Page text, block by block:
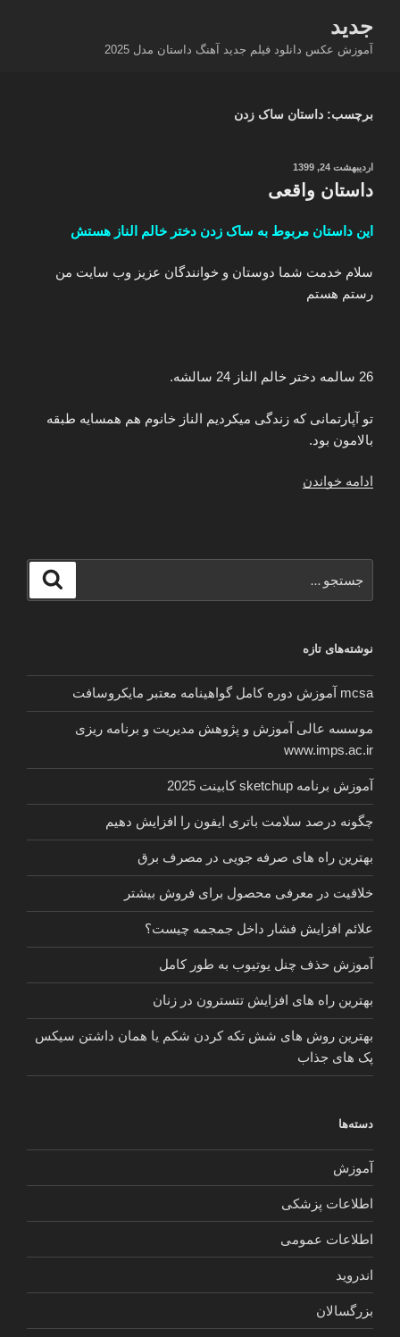
محتوا
جدید
آموزش عکس دانلود فیلم جدید آهنگ داستان مدل 2025
برچسب: داستان ساک زدن
نوشته‌شده
اردیبهشت 24, 1399
داستان واقعی
این داستان مربوط به ساک زدن دختر خالم الناز هستش
سلام خدمت شما دوستان و خوانندگان عزیز وب سایت من
رستم هستم
26 سالمه دختر خالم الناز 24 سالشه.
تو آپارتمانی که زندگی میکردیم الناز خانوم هم همسایه طبقه
بالامون بود.
ادامه خواندن
برای
جستجو
نوشته‌های تازه
mcsa آموزش دوره کامل گواهینامه معتبر مایکروسافت
موسسه عالی آموزش و پژوهش مدیریت و برنامه ریزی
www.imps.ac.ir
آموزش برنامه sketchup کابینت 2025
چگونه درصد سلامت باتری ایفون را افزایش دهیم
بهترین راه های صرفه جویی در مصرف برق
خلاقیت در معرفی محصول برای فروش بیشتر
علائم افزایش فشار داخل جمجمه چیست؟
آموزش حذف چنل یوتیوب به طور کامل
بهترین راه های افزایش تتسترون در زنان
بهترین روش های شش تکه کردن شکم یا همان داشتن سیکس
پک های جذاب
دسته‌ها
آموزش
اطلاعات پزشکی
اطلاعات عمومی
اندروید
بزرگسالان